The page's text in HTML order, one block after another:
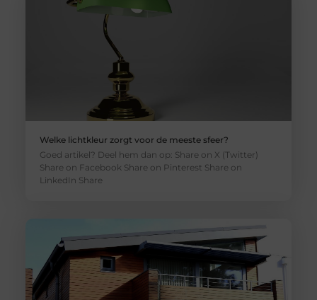
Welke lichtkleur zorgt voor de meeste sfeer?
Goed artikel? Deel hem dan op: Share on X (Twitter)
Share on Facebook Share on Pinterest Share on
LinkedIn Share